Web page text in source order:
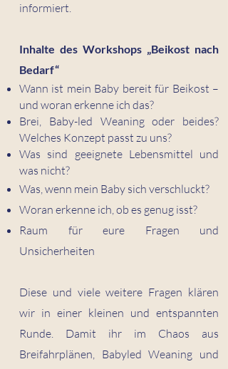
informiert.
Inhalte des Workshops „Beikost nach
Bedarf“
Wann ist mein Baby bereit für Beikost –
und woran erkenne ich das?
Brei, Baby-led Weaning oder beides?
Welches Konzept passt zu uns?
Was sind geeignete Lebensmittel und
was nicht?
Was, wenn mein Baby sich verschluckt?
Woran erkenne ich, ob es genug isst?
Raum für eure Fragen und
Unsicherheiten
Diese und viele weitere Fragen klären
wir in einer kleinen und entspannten
Runde. Damit ihr im Chaos aus
Breifahrplänen, Babyled Weaning und